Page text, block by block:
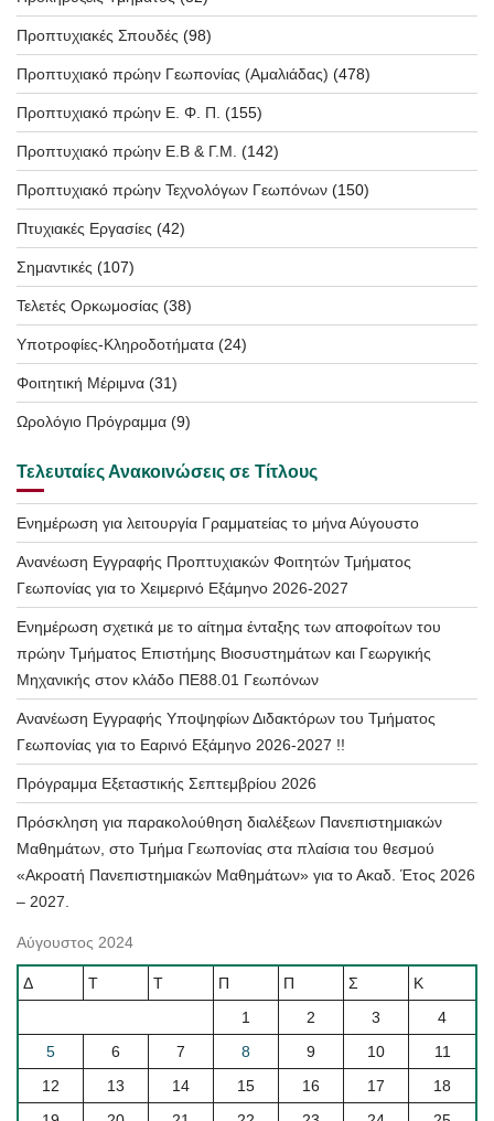
Προπτυχιακές Σπουδές (98)
Προπτυχιακό πρώην Γεωπονίας (Αμαλιάδας) (478)
Προπτυχιακό πρώην Ε. Φ. Π. (155)
Προπτυχιακό πρώην Ε.Β & Γ.Μ. (142)
Προπτυχιακό πρώην Τεχνολόγων Γεωπόνων (150)
Πτυχιακές Εργασίες (42)
Σημαντικές (107)
Τελετές Ορκωμοσίας (38)
Υποτροφίες-Κληροδοτήματα (24)
Φοιτητική Μέριμνα (31)
Ωρολόγιο Πρόγραμμα (9)
Τελευταίες Ανακοινώσεις σε Τίτλους
Ενημέρωση για λειτουργία Γραμματείας το μήνα Αύγουστο
Ανανέωση Εγγραφής Προπτυχιακών Φοιτητών Τμήματος
Γεωπονίας για το Χειμερινό Εξάμηνο 2026-2027
Ενημέρωση σχετικά με το αίτημα ένταξης των αποφοίτων του
πρώην Τμήματος Επιστήμης Βιοσυστημάτων και Γεωργικής
Μηχανικής στον κλάδο ΠΕ88.01 Γεωπόνων
Ανανέωση Εγγραφής Υποψηφίων Διδακτόρων του Τμήματος
Γεωπονίας για το Εαρινό Εξάμηνο 2026-2027 !!
Πρόγραμμα Εξεταστικής Σεπτεμβρίου 2026
Πρόσκληση για παρακολούθηση διαλέξεων Πανεπιστημιακών
Μαθημάτων, στο Τμήμα Γεωπονίας στα πλαίσια του θεσμού
«Ακροατή Πανεπιστημιακών Μαθημάτων» για το Ακαδ. Έτος 2026
– 2027.
Αύγουστος 2024
Δ Τ Τ Π Π Σ
Κ
1
2 3
4
5
6 7 8 9 10
11
12
13 14 15 16 17
18